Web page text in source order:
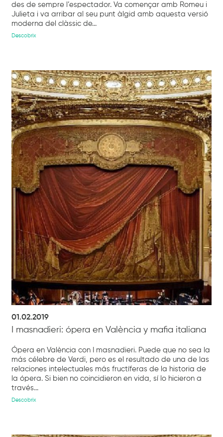
des de sempre l’espectador. Va començar amb Romeu i
Julieta i va arribar al seu punt àlgid amb aquesta versió
moderna del clàssic de...
Descobrix
01.02.2019
I masnadieri: ópera en València y mafia italiana
Ópera en València con I masnadieri. Puede que no sea la
más célebre de Verdi, pero es el resultado de una de las
relaciones intelectuales más fructíferas de la historia de
la ópera. Si bien no coincidieron en vida, sí lo hicieron a
través...
Descobrix